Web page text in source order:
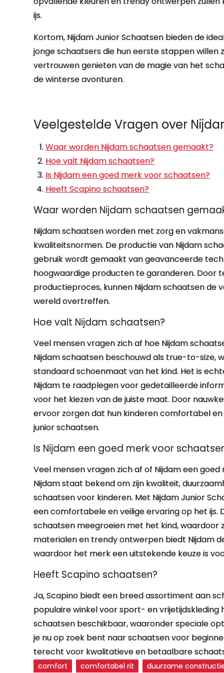
ijs.
Kortom, Nijdam Junior Schaatsen bieden de
jonge schaatsers die hun eerste stappen willen
vertrouwen genieten van de magie van het
de winterse avonturen.
Veelgestelde Vragen over
Waar worden Nijdam schaatsen gemaakt?
Hoe valt Nijdam schaatsen?
Is Nijdam een goed merk voor schaatsen?
Heeft Scapino schaatsen?
Waar worden Nijdam schaatsen
Nijdam schaatsen worden met zorg en
kwaliteitsnormen. De productie van Nijdam
gebruik wordt gemaakt van geavanceerde
hoogwaardige producten te garanderen. Door
productieproces, kunnen Nijdam schaatsen
wereld overtreffen.
Hoe valt Nijdam schaatsen?
Veel mensen vragen zich af hoe Nijdam
Nijdam schaatsen beschouwd als true-to-
standaard schoenmaat van het kind. Het is
Nijdam te raadplegen voor gedetailleerde
voor het kiezen van de juiste maat. Door
ervoor zorgen dat hun kinderen comfortabel
junior schaatsen.
Is Nijdam een goed merk voor
Veel mensen vragen zich af of Nijdam een
Nijdam staat bekend om zijn kwaliteit,
schaatsen voor kinderen. Met Nijdam Junior
een comfortabele en veilige ervaring op het
schaatsen meegroeien met het kind, waardoor
materialen en trendy ontwerpen biedt Nijdam
waardoor het merk een uitstekende keuze is
Heeft Scapino schaatsen?
Ja, Scapino biedt een breed assortiment aan
populaire winkel voor sport- en
schaatsen beschikbaar, waaronder speciale
je nu op zoek bent naar schaatsen voor
terecht voor kwalitatieve en betaalbare
comfort comfortabel rit duurzame